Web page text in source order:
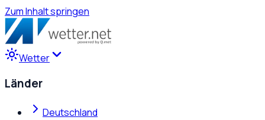
Zum Inhalt springen
Wetter
Länder
Deutschland